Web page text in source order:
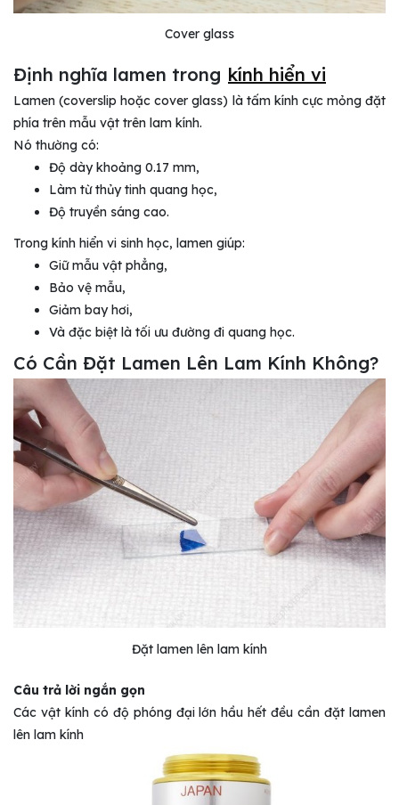
Cover glass
Định nghĩa lamen trong kính hiển vi
Lamen (coverslip hoặc cover glass) là tấm kính cực mỏng đặt
phía trên mẫu vật trên lam kính.
Nó thường có:
Độ dày khoảng 0.17 mm,
Làm từ thủy tinh quang học,
Độ truyền sáng cao.
Trong kính hiển vi sinh học, lamen giúp:
Giữ mẫu vật phẳng,
Bảo vệ mẫu,
Giảm bay hơi,
Và đặc biệt là tối ưu đường đi quang học.
Có Cần Đặt Lamen Lên Lam Kính Không?
Đặt lamen lên lam kính
Câu trả lời ngắn gọn
Các vật kính có độ phóng đại lớn hầu hết đều cần đặt lamen
lên lam kính